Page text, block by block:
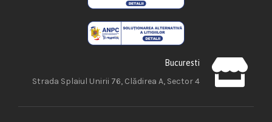
Bucuresti
Strada Splaiul Unirii 76, Clădirea A, Sector 4